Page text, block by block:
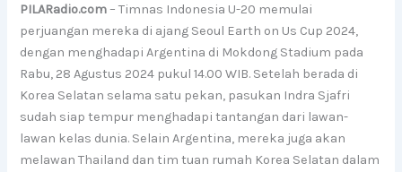
PILARadio.com– Timnas Indonesia U-20 memulai
perjuangan mereka di ajang Seoul Earth on Us Cup 2024,
dengan menghadapi Argentina di Mokdong Stadium pada
Rabu, 28 Agustus 2024 pukul 14.00 WIB. Setelah berada di
Korea Selatan selama satu pekan, pasukan Indra Sjafri
sudah siap tempur menghadapi tantangan dari lawan-
lawan kelas dunia. Selain Argentina, mereka juga akan
melawan Thailand dan tim tuan rumah Korea Selatan dalam